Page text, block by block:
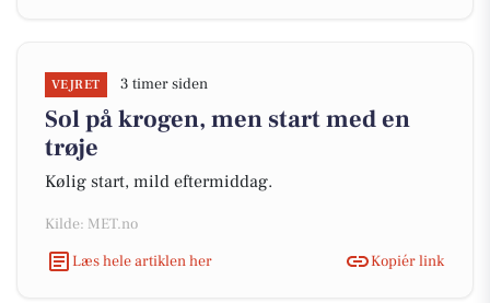
VEJRET 3 timer siden
Sol på krogen, men start med en
trøje
Kølig start, mild eftermiddag.
Kilde: MET.no
Læs hele artiklen her
Kopiér link